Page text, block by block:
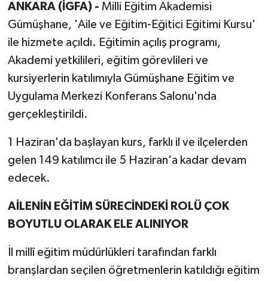
ANKARA (İGFA) - Milli Eğitim Akademisi
Gümüşhane, 'Aile ve Eğitim-Eğitici Eğitimi Kursu'
ile hizmete açıldı. Eğitimin açılış programı,
Akademi yetkilileri, eğitim görevlileri ve
kursiyerlerin katılımıyla Gümüşhane Eğitim ve
Uygulama Merkezi Konferans Salonu'nda
gerçekleştirildi.
1 Haziran'da başlayan kurs, farklı il ve ilçelerden
gelen 149 katılımcı ile 5 Haziran'a kadar devam
edecek.
AİLENİN EĞİTİM SÜRECİNDEKİ ROLÜ ÇOK
BOYUTLU OLARAK ELE ALINIYOR
İl millî eğitim müdürlükleri tarafından farklı
branşlardan seçilen öğretmenlerin katıldığı eğitim